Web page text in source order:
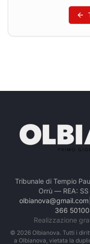
Tribunale di Tempio
Orrù — REA:
olbianova@gmail.com
366
Realizzazione
© 2026Olbianova. Tutti i
a Olbianova, vietata la